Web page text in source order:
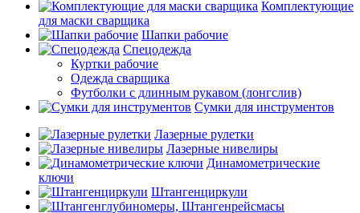
Комплектующие
для маски сварщика
Шапки рабочие
Спецодежда
Куртки рабочие
Одежда сварщика
Футболки с длинным рукавом (лонгслив)
Сумки для инструментов
Лазерные рулетки
Лазерные нивелиры
Динамометрические
ключи
Штангенциркули